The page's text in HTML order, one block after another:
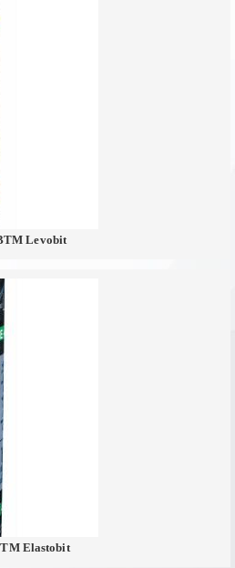
Levobit
Elastobit